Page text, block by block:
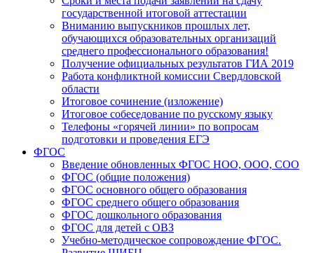
государственной итоговой аттестации
Вниманию выпускников прошлых лет,
обучающихся образовательных организаций
среднего профессионального образования!
Получение официальных результатов ГИА 2019
Работа конфликтной комиссии Свердловской
области
Итоговое сочинение (изложение)
Итоговое собеседование по русскому языку
Телефоны «горячей линии» по вопросам
подготовки и проведения ЕГЭ
ФГОС
Введение обновленных ФГОС НОО, ООО, СОО
ФГОС (общие положения)
ФГОС основного общего образования
ФГОС среднего общего образования
ФГОС дошкольного образования
ФГОС для детей с ОВЗ
Учебно-методическое сопровождение ФГОС.